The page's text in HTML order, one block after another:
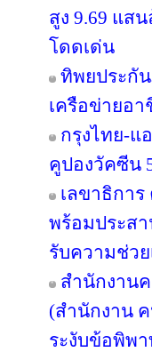
สูง 9.69 แส
โดดเด่น
ทิพยประกั
เครือข่ายอา
กรุงไทย-แ
คูปองวัคซีน
เลขาธิกา
พร้อมประส
รับความช่ว
สำนักงาน
(สำนักงาน
ระงับข้อพิพ